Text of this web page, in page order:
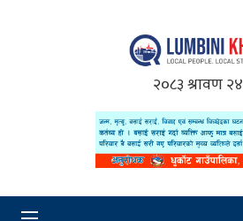
२०८३ श्रावण २४